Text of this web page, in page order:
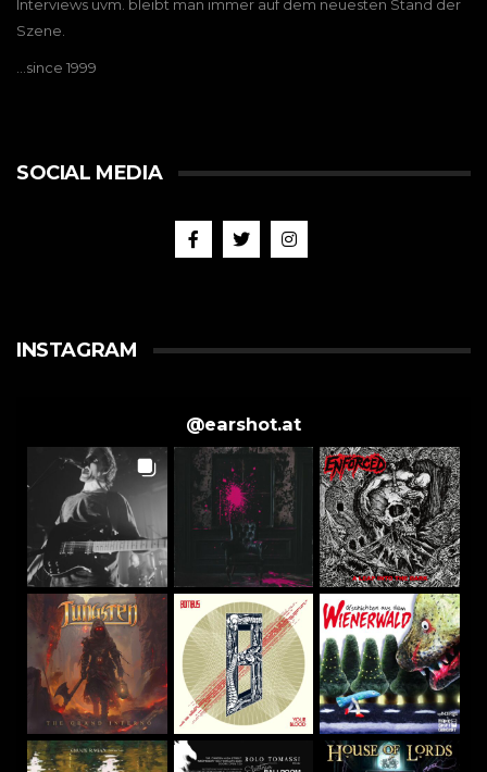
Interviews uvm. bleibt man immer auf dem neuesten Stand der
Szene.
…since 1999
SOCIAL MEDIA
INSTAGRAM
@earshot.at